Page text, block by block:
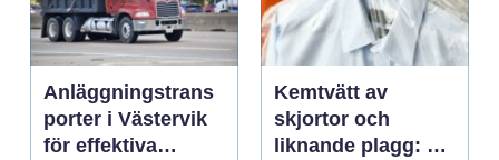
Anläggningstrans
porter i Västervik
för effektiva
Kemtvätt av
skjortor och
liknande plagg: Så